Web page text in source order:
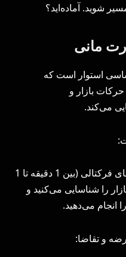
شوید. آماده‌اید؟
مانی
استوار است که
بازار و
می‌کند.
شما با استفاده از تحلیل تایم‌فریم‌های فرکتالی (بین 1 دقیقه تا 1
را شناسایی می‌کنید و
انجام می‌دهید.
و تقاضا: